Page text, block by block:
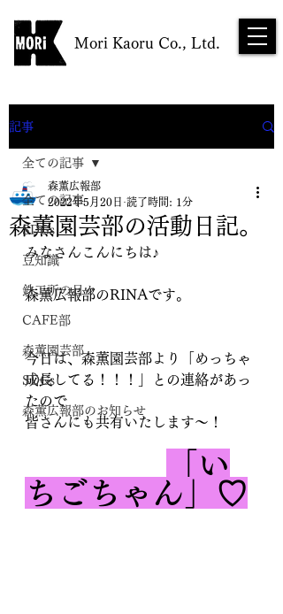
Mori Kaoru Co., Ltd.
NEWS
記事
全ての記事
SDGs
豆知識
鉄工所の日々
CAFE部
森薫園芸部
SDGs
森薫広報部のお知らせ
全ての記事
森薫園芸部の活動日記。
森薫広報部
2022年5月20日 読了時間: 1分
みなさんこんにちは♪
森薫広報部のRINAです。
今日は、森薫園芸部より「めっちゃ
成長してる！！！」との連絡があっ
たので
皆さんにも共有いたします〜！
「い
ちごちゃん」♡